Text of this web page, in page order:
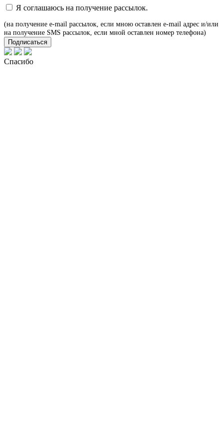
Я соглашаюсь на получение рассылок.
(на получение e-mail рассылок, если мною оставлен e-mail адрес и/или
на получение SMS рассылок, если мной оставлен номер телефона)
Подписаться
Спасибо